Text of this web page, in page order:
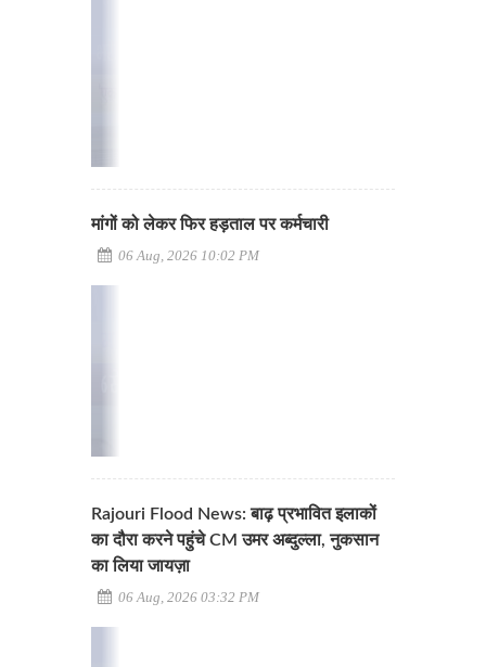
मांगों को लेकर फिर हड़ताल पर कर्मचारी
06 Aug, 2026 10:02 PM
Rajouri Flood News: बाढ़ प्रभावित इलाकों
का दौरा करने पहुंचे CM उमर अब्दुल्ला, नुकसान
का लिया जायज़ा
06 Aug, 2026 03:32 PM